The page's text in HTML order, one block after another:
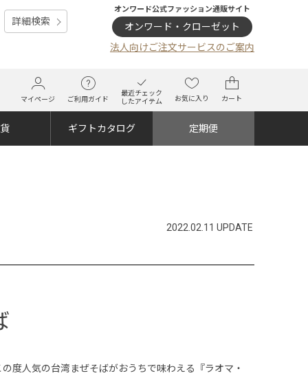
詳細検索
オンワード公式ファッション通販サイト
オンワード・クローゼット
法人向けご注文サービスのご案内
マイページ ご利用ガイド
最近チェック
したアイテム
お気に入り カート
ギフトカタログ 定期便
2022.02.11 UPDATE
度人気の台湾まぜそばがおうちで味わえる『ラオマ・